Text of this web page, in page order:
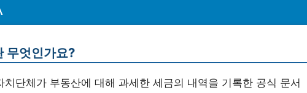
무엇인가요?
단체가 부동산에 대해 과세한 세금의 내역을 기록한 공식 문서